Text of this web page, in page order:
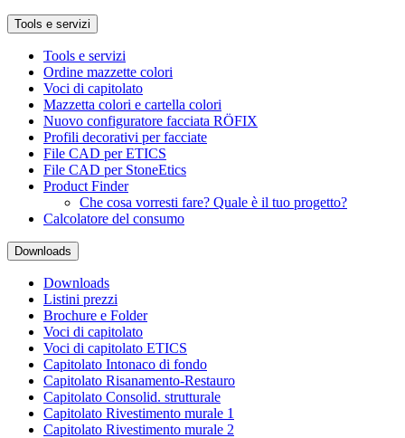
Tools e servizi
Tools e servizi
Ordine mazzette colori
Voci di capitolato
Mazzetta colori e cartella colori
Nuovo configuratore facciata RÖFIX
Profili decorativi per facciate
File CAD per ETICS
File CAD per StoneEtics
Product Finder
Che cosa vorresti fare? Quale è il tuo progetto?
Calcolatore del consumo
Downloads
Downloads
Listini prezzi
Brochure e Folder
Voci di capitolato
Voci di capitolato ETICS
Capitolato Intonaco di fondo
Capitolato Risanamento-Restauro
Capitolato Consolid. strutturale
Capitolato Rivestimento murale 1
Capitolato Rivestimento murale 2